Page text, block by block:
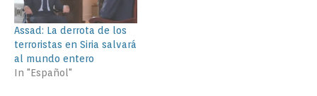
Assad: La derrota de los
terroristas en Siria salvará
al mundo entero
In "Español"